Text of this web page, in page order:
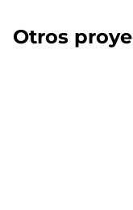
Otros